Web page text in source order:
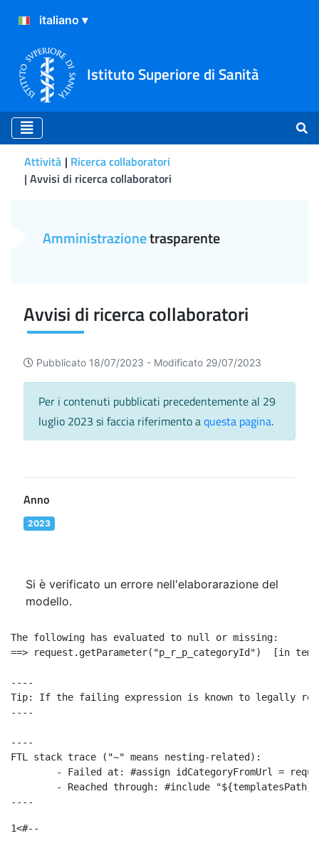
Istituto Superiore di Sanità
Attività Ricerca collaboratori
Avvisi di ricerca collaboratori
Avvisi di ricerca collaboratori
Pubblicato 18/07/2023 - Modificato 29/07/2023
Per i contenuti pubblicati precedentemente al 29
luglio 2023 si faccia riferimento aquesta pagina.
Anno
2023
Si è verificato un errore nell'elaborarazione del
modello.
The following has evaluated to null or missing:
==> request.getParameter("p_r_p_categoryId")  [in
----
Tip: If the failing expression is known to legally refer
----
----
FTL stack trace ("~" means nesting-related):
----
1<#--
Amministrazionetrasparente